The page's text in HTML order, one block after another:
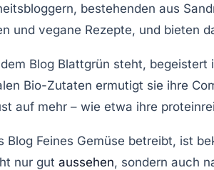
, bestehenden aus
und vegane Rezepte, und bieten
Blog Blattgrün steht, begeistert
Bio-Zutaten ermutigt sie ihre
auf mehr – wie etwa ihre
Blog Feines Gemüse betreibt, ist
nur gut aussehen, sondern auch